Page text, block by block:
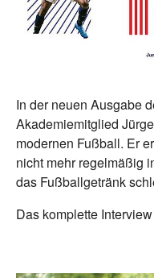
In der neuen Ausgabe
Akademiemitglied
modernen Fußball. Er
nicht mehr regelmäßig
das Fußballgetränk
Das komplette